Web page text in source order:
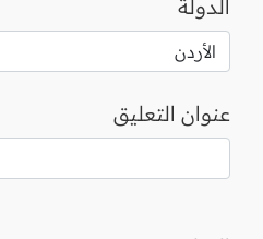
الدولة
عنوان التعليق